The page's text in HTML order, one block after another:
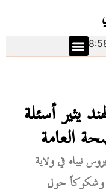
يثير أسئلة
العامة
نيباه في ولاية
وشكوكاً حول